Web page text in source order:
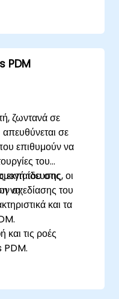
και οι
εξισώσεις και
PDM
ζωντανά σε
σε
επιθυμούν να
του
του στις
σχεδίασης του
οι
να:
και τα
και τις ροές
PDM.
αρχείων,